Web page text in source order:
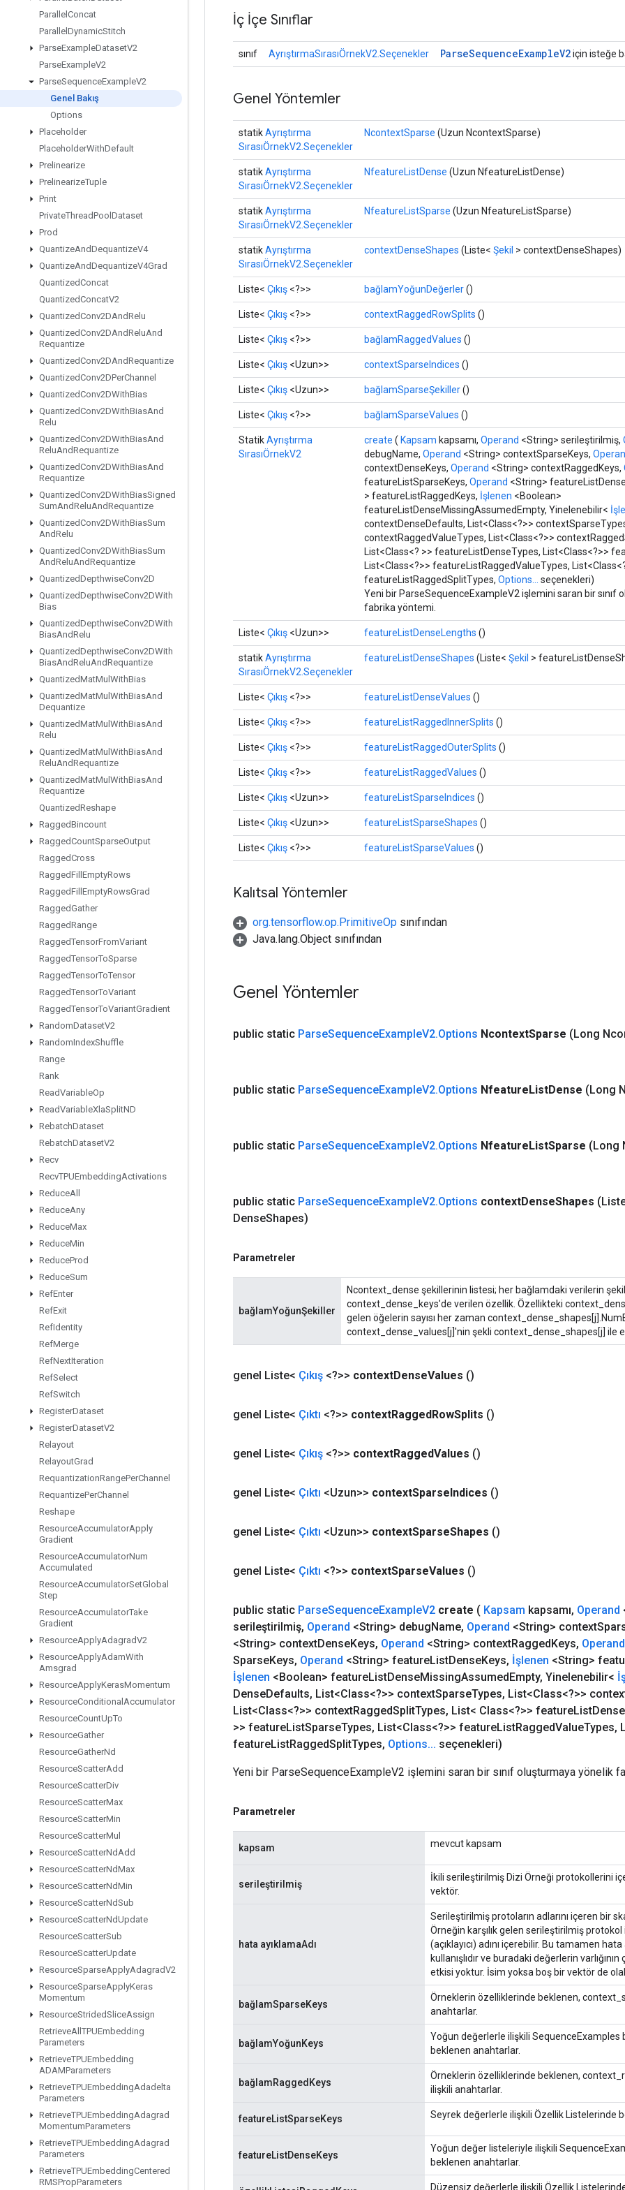
Parallel Concat
Parallel DynamicStitch
ParseExampleDatasetV2
ParseExampleV2
ParseSequenceExampleV2
Genel Bakış
Options
Placeholder
PlaceholderWithDefault
Prelinearize
PrelinearizeTuple
Print
PrivateThreadPool Dataset
Prod
QuantizeAndDequantizeV4
QuantizeAndDequantizeV4Grad
QuantizedConcat
QuantizedConcatV2
QuantizedConv2DAndRelu
QuantizedConv2DAndReluAnd
Requantize
QuantizedConv2DAndRequantize
QuantizedConv2DPerChannel
QuantizedConv2DWithBias
QuantizedConv2DWithBiasAnd
Relu
QuantizedConv2DWithBiasAnd
ReluAndRequantize
QuantizedConv2DWithBiasAnd
Requantize
QuantizedConv2DWithBiasSigned
SumAndReluAndRequantize
QuantizedConv2DWithBiasSum
AndRelu
QuantizedConv2DWithBiasSum
AndReluAndRequantize
QuantizedDepthwiseConv2D
QuantizedDepthwiseConv2DWith
Bias
QuantizedDepthwiseConv2DWith
BiasAndRelu
QuantizedDepthwiseConv2DWith
BiasAndReluAndRequantize
QuantizedMatMul WithBias
QuantizedMatMul WithBiasAnd
Dequantize
QuantizedMatMul WithBiasAnd
Relu
QuantizedMatMul WithBiasAnd
ReluAndRequantize
QuantizedMatMul WithBiasAnd
Requantize
QuantizedReshape
RaggedBincount
RaggedCountSparseOutput
RaggedCross
RaggedFill EmptyRows
RaggedFill EmptyRowsGrad
RaggedGather
RaggedRange
RaggedTensorFromVariant
RaggedTensorToSparse
RaggedTensorToTensor
RaggedTensorToVariant
RaggedTensorToVariantGradient
RandomDatasetV2
RandomIndexShuffle
Range
Rank
ReadVariableOp
ReadVariableXlaSplitND
RebatchDataset
RebatchDatasetV2
Recv
RecvTPUEmbeddingActivations
ReduceAll
ReduceAny
ReduceMax
ReduceMin
ReduceProd
ReduceSum
RefEnter
RefExit
RefIdentity
RefMerge
RefNextIteration
RefSelect
RefSwitch
RegisterDataset
RegisterDatasetV2
Relayout
RelayoutGrad
RequantizationRangePerChannel
RequantizePerChannel
Reshape
ResourceAccumulatorApply
Gradient
ResourceAccumulatorNum
Accumulated
ResourceAccumulatorSetGlobal
Step
ResourceAccumulatorTake
Gradient
ResourceApplyAdagradV2
ResourceApplyAdamWith
Amsgrad
ResourceApplyKerasMomentum
ResourceConditional Accumulator
ResourceCountUpTo
ResourceGather
ResourceGatherNd
ResourceScatterAdd
ResourceScatterDiv
ResourceScatterMax
ResourceScatterMin
ResourceScatterMul
ResourceScatterNdAdd
ResourceScatterNdMax
ResourceScatterNdMin
ResourceScatterNdSub
ResourceScatterNdUpdate
ResourceScatterSub
ResourceScatterUpdate
ResourceSparseApplyAdagradV2
ResourceSparseApplyKeras
Momentum
ResourceStridedSliceAssign
RetrieveAll TPUEmbedding
Parameters
RetrieveTPUEmbedding
ADAMParameters
RetrieveTPUEmbeddingAdadelta
Parameters
RetrieveTPUEmbeddingAdagrad
MomentumParameters
RetrieveTPUEmbeddingAdagrad
Parameters
RetrieveTPUEmbeddingCentered
RMSPropParameters
İç İçe Sınıflar
sınıf AyrıştırmaSırasıÖrnekV2.Seçenekler ParseSequenceExampleV2için isteğe
Genel Yöntemler
statikAyrıştırma
SırasıÖrnekV2.Seçenekler
NcontextSparse (Uzun NcontextSparse)
statikAyrıştırma
SırasıÖrnekV2.Seçenekler
NfeatureListDense (Uzun NfeatureListDense)
statikAyrıştırma
SırasıÖrnekV2.Seçenekler
NfeatureListSparse (Uzun NfeatureListSparse)
statikAyrıştırma
SırasıÖrnekV2.Seçenekler
contextDenseShapes (Liste< Şekil > contextDenseShapes)
Liste< Çıkış <?>> bağlamYoğunDeğerler()
Liste< Çıkış <?>> contextRaggedRowSplits ()
Liste< Çıkış <?>> bağlamRaggedValues ​​()
Liste< Çıkış <Uzun>> contextSparseIndices ()
Liste< Çıkış <Uzun>> bağlamSparseŞekiller()
Liste< Çıkış <?>> bağlamSparseValues ​​()
StatikAyrıştırma
SırasıÖrnekV2
create ( Kapsam kapsamı, Operand <String> serileştirilmiş,
debugName, Operand <String> contextSparseKeys,
contextDenseKeys, Operand <String> contextRaggedKeys,
featureListSparseKeys, Operand <String>
> featureListRaggedKeys, İşlenen <Boolean>
featureListDenseMissingAssumedEmpty, Yinelenebilir<
contextDenseDefaults, List<Class<?>>
contextRaggedValueTypes, List<Class<?>>
List<Class<? >> featureListDenseTypes, List<Class<?>>
List<Class<?>> featureListRaggedValueTypes,
featureListRaggedSplitTypes, Options...
seçenekleri)
Yeni bir ParseSequenceExampleV2 işlemini saran bir sınıf
fabrika yöntemi.
Liste< Çıkış <Uzun>> featureListDenseLengths ()
statikAyrıştırma
SırasıÖrnekV2.Seçenekler
featureListDenseShapes (Liste< Şekil >
Liste< Çıkış <?>> featureListDenseValues ​​()
Liste< Çıkış <?>> featureListRaggedInnerSplits ()
Liste< Çıkış <?>> featureListRaggedOuterSplits ()
Liste< Çıkış <?>> featureListRaggedValues ​​()
Liste< Çıkış <Uzun>> featureListSparseIndices ()
Liste< Çıkış <Uzun>> featureListSparseShapes ()
Liste< Çıkış <?>> featureListSparseValues ​​()
Kalıtsal Yöntemler
org.tensorflow.op.PrimitiveOp sınıfından
Java.lang.Object sınıfından
Genel Yöntemler
public static ParseSequenceExampleV2.Options NcontextSparse (Long
public static ParseSequenceExampleV2.Options NfeatureListDense (Long
public static ParseSequenceExampleV2.Options NfeatureListSparse (Long
public static ParseSequenceExampleV2.Options contextDenseShapes
DenseShapes)
Parametreler
bağlamYoğunŞekiller
Ncontext_dense şekillerinin listesi; her bağlamdaki verilerin
context_dense_keys'de verilen özellik. Özellikteki
gelen öğelerin sayısı her zaman
context_dense_values[j]'nin şekli context_dense_shapes[j] ile
genel Liste< Çıkış <?>> contextDenseValues ​​()
genel Liste< Çıktı <?>> contextRaggedRowSplits ()
genel Liste< Çıkış <?>> contextRaggedValues ​​()
genel Liste< Çıktı <Uzun>> contextSparseIndices ()
genel Liste< Çıktı <Uzun>> contextSparseShapes ()
genel Liste< Çıktı <?>> contextSparseValues ​​()
public static ParseSequenceExampleV2 create ( Kapsam kapsamı, Operand
serileştirilmiş, Operand <String> debugName, Operand <String> context
<String> contextDenseKeys, Operand <String> contextRaggedKeys, Operand
SparseKeys, Operand <String> featureListDenseKeys, İşlenen <String>
İşlenen <Boolean> featureListDenseMissingAssumedEmpty, Yinelenebilir<
DenseDefaults, List<Class<?>> contextSparseTypes, List<Class<?>>
List<Class<?>> contextRaggedSplitTypes, List< Class<?>> featureListDense
>> featureListSparseTypes, List<Class<?>> featureListRaggedValueTypes,
featureListRaggedSplitTypes, Options... seçenekleri)
Yeni bir ParseSequenceExampleV2 işlemini saran bir sınıf oluşturmaya yönelik
Parametreler
kapsam mevcut kapsam
serileştirilmiş
İkili serileştirilmiş Dizi Örneği protokollerini
vektör.
hata ayıklamaAdı
Serileştirilmiş protoların adlarını içeren bir
Örneğin karşılık gelen serileştirilmiş
(açıklayıcı) adını içerebilir. Bu tamamen
kullanışlıdır ve buradaki değerlerin
etkisi yoktur. İsim yoksa boş bir vektör de
bağlamSparseKeys
Örneklerin özelliklerinde beklenen,
anahtarlar.
bağlamYoğunKeys
Yoğun değerlerle ilişkili SequenceExamples
beklenen anahtarlar.
bağlamRaggedKeys
Örneklerin özelliklerinde beklenen,
ilişkili anahtarlar.
featureListSparseKeys Seyrek değerlerle ilişkili Özellik Listelerinde
featureListDenseKeys
Yoğun değer listeleriyle ilişkili
beklenen anahtarlar.
Düzensiz değerlerle ilişkili Özellik